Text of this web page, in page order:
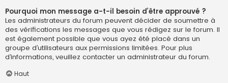
Pourquoi mon message a-t-il besoin d’être approuvé ?
Les administrateurs du forum peuvent décider de soumettre à
des vérifications les messages que vous rédigez sur le forum. Il
est également possible que vous ayez été placé dans un
groupe d’utilisateurs aux permissions limitées. Pour plus
d’informations, veuillez contacter un administrateur du forum.
Haut